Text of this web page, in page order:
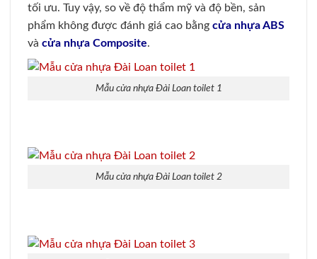
tối ưu. Tuy vậy, so về độ thẩm mỹ và độ bền, sản
phẩm không được đánh giá cao bằng cửa nhựa ABS
và cửa nhựa Composite.
Mẫu cửa nhựa Đài Loan toilet 1
Mẫu cửa nhựa Đài Loan toilet 2